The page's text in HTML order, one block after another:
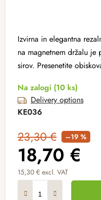
Izvirna in elegantna
na magnetnem držalu je
sirov. Presenetite
Na zalogi (10 ks)
Delivery options
KE036
23,30 € –19 %
18,70 €
15,30 € excl. VAT